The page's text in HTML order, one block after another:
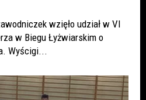
wzięło udział w VI
w Biegu Łyżwiarskim o
Wyścigi...